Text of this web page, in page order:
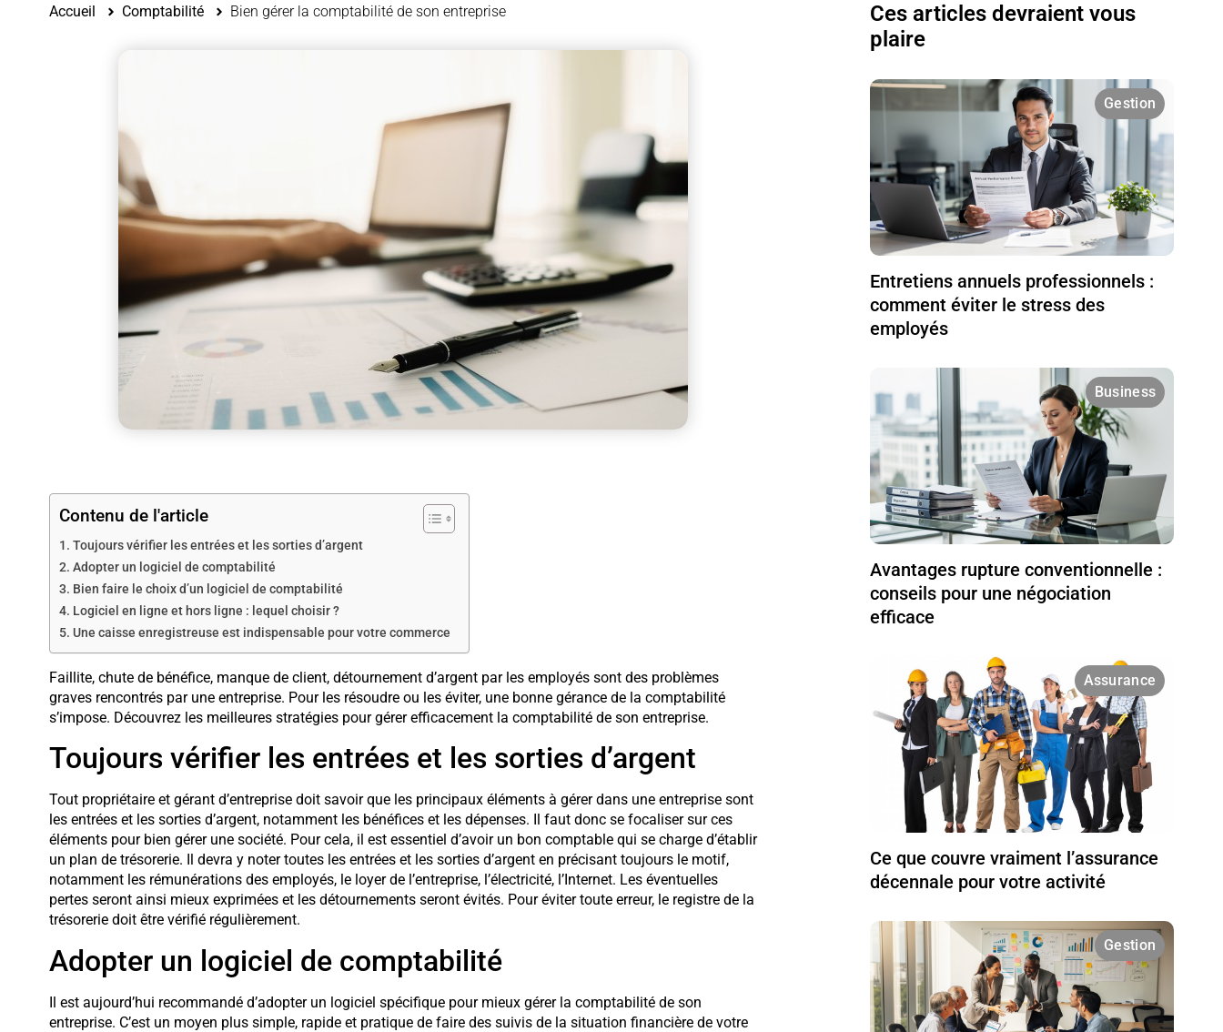
Accueil Comptabilité Bien gérer la comptabilité de son entreprise
Contenu de l'article
Toujours vérifier les entrées et les sorties d’argent
Adopter un logiciel de comptabilité
Bien faire le choix d’un logiciel de comptabilité
Logiciel en ligne et hors ligne : lequel choisir ?
Une caisse enregistreuse est indispensable pour votre commerce
Faillite, chute de bénéfice, manque de client, détournement d’argent par les employés sont des problèmes
graves rencontrés par une entreprise. Pour les résoudre ou les éviter, une bonne gérance de la comptabilité
s’impose. Découvrez les meilleures stratégies pour gérer efficacement la comptabilité de son entreprise.
Toujours vérifier les entrées et les sorties d’argent
Tout propriétaire et gérant d’entreprise doit savoir que les principaux éléments à gérer dans une entreprise sont
les entrées et les sorties d’argent, notamment les bénéfices et les dépenses. Il faut donc se focaliser sur ces
éléments pour bien gérer une société. Pour cela, il est essentiel d’avoir un bon comptable qui se charge d’établir
un plan de trésorerie. Il devra y noter toutes les entrées et les sorties d’argent en précisant toujours le motif,
notamment les rémunérations des employés, le loyer de l’entreprise, l’électricité, l’Internet. Les éventuelles
pertes seront ainsi mieux exprimées et les détournements seront évités. Pour éviter toute erreur, le registre de la
trésorerie doit être vérifié régulièrement.
Adopter un logiciel de comptabilité
Il est aujourd’hui recommandé d’adopter un logiciel spécifique pour mieux gérer la comptabilité de son
entreprise. C’est un moyen plus simple, rapide et pratique de faire des suivis de la situation financière de votre
Ces articles devraient vous
plaire
Gestion
Entretiens annuels professionnels :
comment éviter le stress des
employés
Business
Avantages rupture conventionnelle :
conseils pour une négociation
efficace
Assurance
Ce que couvre vraiment l’assurance
décennale pour votre activité
Gestion